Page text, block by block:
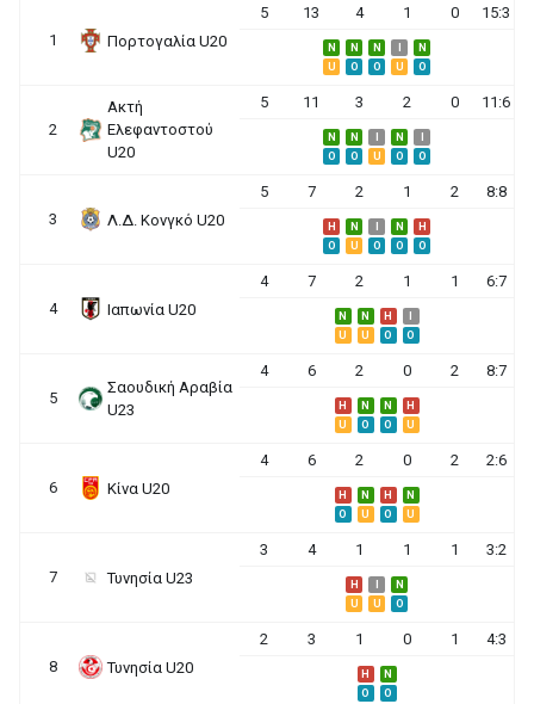
1 Πορτογαλία U20
5 13 4 1 0 15:3
N N N
N
U
O O U O
2
Ακτή
Ελεφαντοστού
U20
5 11 3 2 0 11:6
N N N
O
O U O O
3 Λ.Δ. Κονγκό U20
5 7 2 1 2 8:8
H N N
H
O
U O O O
4 Ιαπωνία U20
4 7 2 1 1 6:7
N N H
U
U O O
5
Σαουδική Αραβία
U23
4 6 2 0 2 8:7
H N N
H
U
O O U
6 Κίνα U20
4 6 2 0 2 2:6
H N H
N
O
U O U
7 Τυνησία U23
3 4 1 1 1 3:2
H
N
U
U O
8 Τυνησία U20
2 3 1 0 1 4:3
H
N
O
O